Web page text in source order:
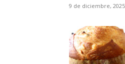
9 de diciembre, 2025